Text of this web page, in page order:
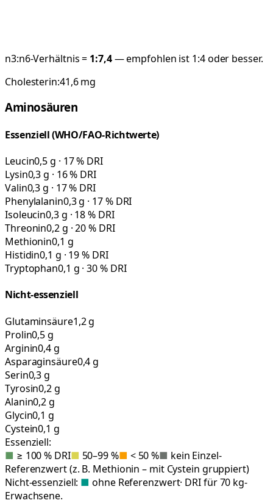
n3:n6-Verhältnis = 1:7,4— empfohlen ist 1:4 oder besser.
Cholesterin:41,6mg
Aminosäuren
Essenziell (WHO/FAO-Richtwerte)
Leucin0,5 g · 17 % DRI
Lysin0,3 g · 16 % DRI
Valin0,3 g · 17 % DRI
Phenylalanin0,3 g · 17 % DRI
Isoleucin0,3 g · 18 % DRI
Threonin0,2 g · 20 % DRI
Methionin0,1 g
Histidin0,1 g · 19 % DRI
Tryptophan0,1 g · 30 % DRI
Nicht-essenziell
Glutaminsäure1,2 g
Prolin0,5 g
Arginin0,4 g
Asparaginsäure0,4 g
Serin0,3 g
Tyrosin0,2 g
Alanin0,2 g
Glycin0,1 g
Cystein0,1 g
Essenziell:
■ ≥ 100 % DRI■ 50–99 %■ < 50 %■ kein Einzel-
Referenzwert (z. B. Methionin – mit Cystein gruppiert)
Nicht-essenziell: ■ ohne Referenzwert· DRI für 70 kg-
Erwachsene.